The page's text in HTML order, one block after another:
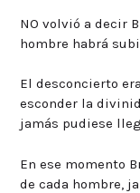
NO volvió a decir
hombre habrá
El desconcierto
esconder la
jamás pudiese
En ese momento
de cada hombre,